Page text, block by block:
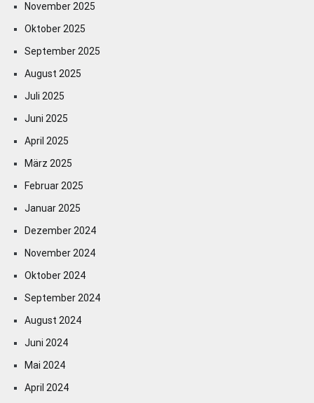
November 2025
Oktober 2025
September 2025
August 2025
Juli 2025
Juni 2025
April 2025
März 2025
Februar 2025
Januar 2025
Dezember 2024
November 2024
Oktober 2024
September 2024
August 2024
Juni 2024
Mai 2024
April 2024